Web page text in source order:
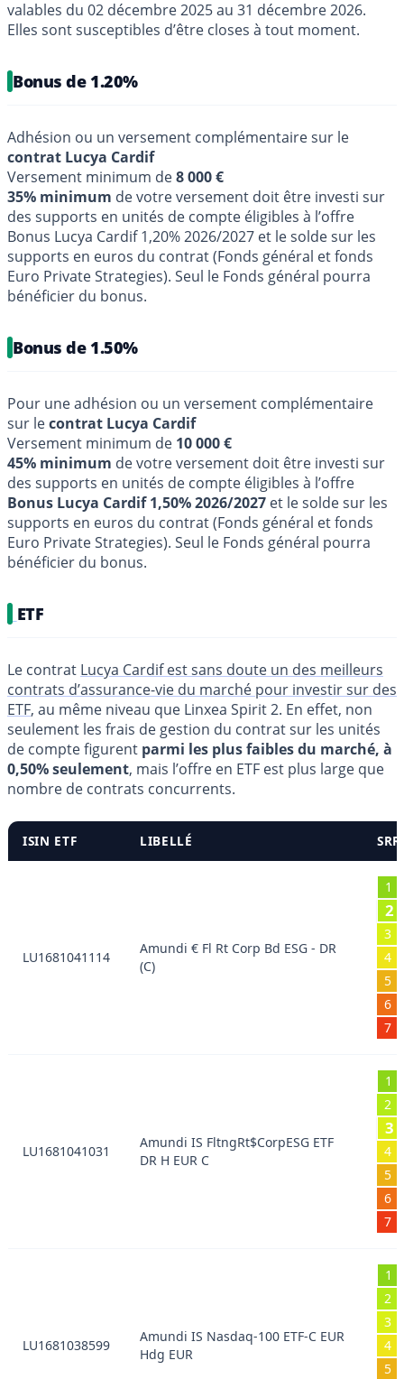
valables du 02 décembre 2025 au 31 décembre 2026.
Elles sont susceptibles d’être closes à tout moment.
Bonus de 1.20%
Adhésion ou un versement complémentaire sur le
contrat Lucya Cardif
Versement minimum de8 000 €
35% minimum de votre versement doit être investi sur
des supports en unités de compte éligibles à l’offre
Bonus Lucya Cardif 1,20% 2026/2027 et le solde sur les
supports en euros du contrat (Fonds général et fonds
Euro Private Strategies). Seul le Fonds général pourra
bénéficier du bonus.
Bonus de 1.50%
Pour une adhésion ou un versement complémentaire
sur lecontrat Lucya Cardif
Versement minimum de 10 000 €
45% minimum de votre versement doit être investi sur
des supports en unités de compte éligibles à l’offre
Bonus Lucya Cardif 1,50% 2026/2027 et le solde sur les
supports en euros du contrat (Fonds général et fonds
Euro Private Strategies). Seul le Fonds général pourra
bénéficier du bonus.
ETF
Le contrat Lucya Cardif est sans doute un des meilleurs
contrats d’assurance-vie du marché pour investir sur des
ETF, au même niveau que Linxea Spirit 2. En effet, non
seulement les frais de gestion du contrat sur les unités
de compte figurent parmi les plus faibles du marché, à
0,50% seulement, mais l’offre en ETF est plus large que
nombre de contrats concurrents.
ISIN ETF LIBELLÉ
LU1681041114
Amundi € Fl Rt Corp Bd ESG - DR
(C)
1
2
3
4
5
6
7
LU1681041031
Amundi IS FltngRt$CorpESG ETF
DR H EUR C
1
2
3
4
5
6
7
LU1681038599
Amundi IS Nasdaq-100 ETF-C EUR
Hdg EUR
1
2
3
4
5